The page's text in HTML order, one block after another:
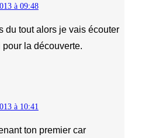
à 09:48
du tout alors je vais écouter
pour la découverte.
à 10:41
ton premier car